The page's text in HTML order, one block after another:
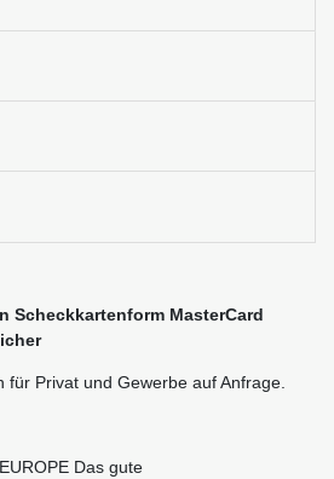
Scheckkartenform MasterCard
für Privat und Gewerbe auf Anfrage.
Das gute